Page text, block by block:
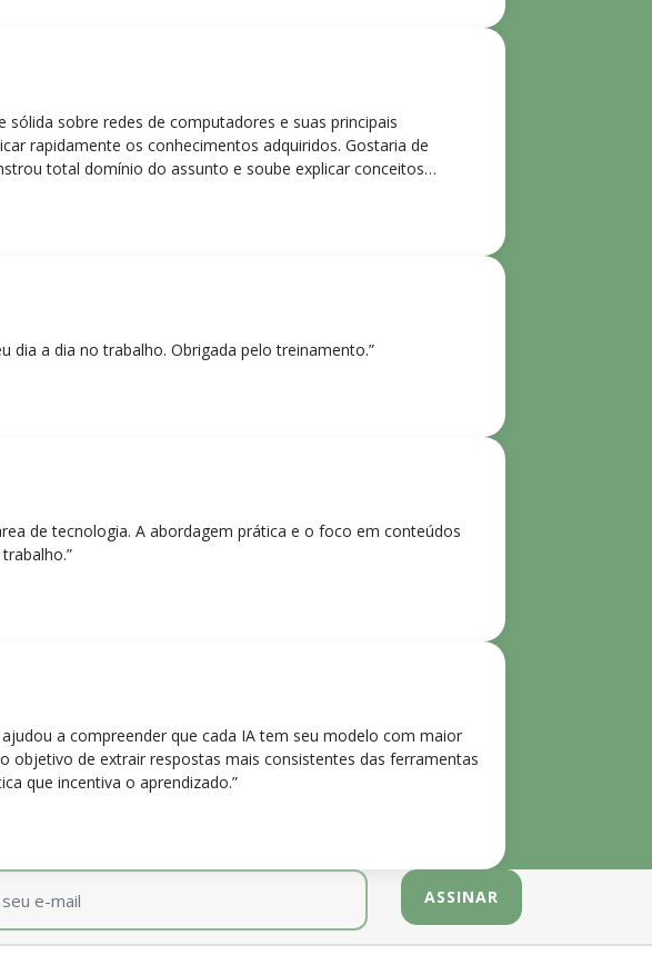
sobre redes de computadores e suas principais
rapidamente os conhecimentos adquiridos. Gostaria de
total domínio do assunto e soube explicar conceitos
e envolventes. Recomendo o curso para todos que
dia a dia no trabalho. Obrigada pelo treinamento.”
de tecnologia. A abordagem prática e o foco em conteúdos
a compreender que cada IA tem seu modelo com maior
objetivo de extrair respostas mais consistentes das ferramentas
que incentiva o aprendizado.”